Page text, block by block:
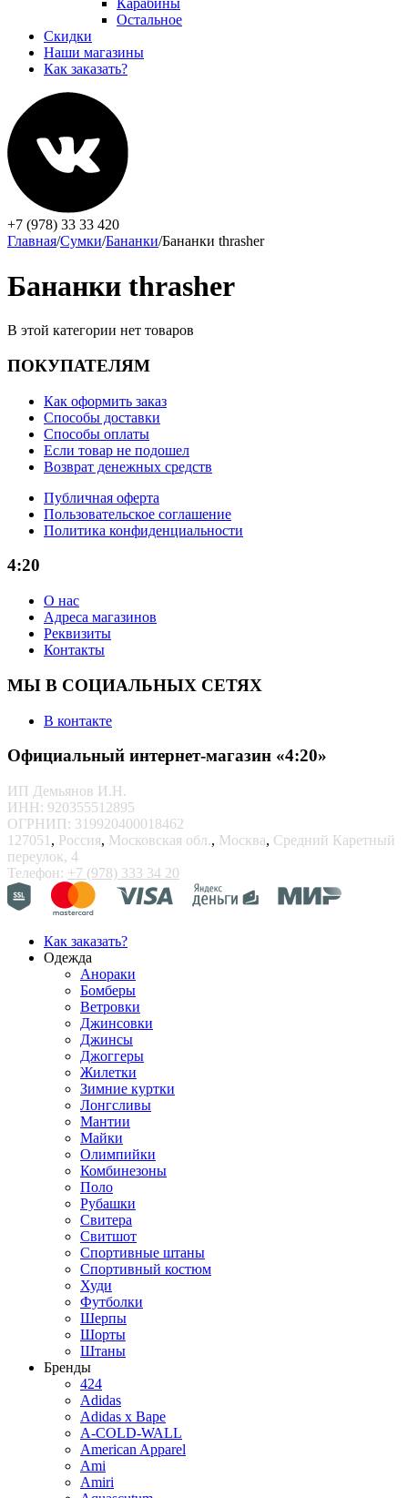
Карабины
Остальное
Скидки
Наши магазины
Как заказать?
+7 (978) 33 33 420
Главная/Сумки/Бананки/Бананки thrasher
Бананки thrasher
В этой категории нет товаров
ПОКУПАТЕЛЯМ
Как оформить заказ
Способы доставки
Способы оплаты
Если товар не подошел
Возврат денежных средств
Публичная оферта
Пользовательское соглашение
Политика конфиденциальности
4:20
О нас
Адреса магазинов
Реквизиты
Контакты
МЫ В СОЦИАЛЬНЫХ СЕТЯХ
В контакте
Официальный интернет-магазин «4:20»
ИП Демьянов И.Н.
ИНН: 920355512895
ОГРНИП: 319920400018462
127051 , Россия, Московская обл., Москва, Средний Каретный
переулок, 4
Телефон: +7 (978) 333 34 20
Как заказать?
Одежда
Анораки
Бомберы
Ветровки
Джинсовки
Джинсы
Джоггеры
Жилетки
Зимние куртки
Лонгсливы
Мантии
Майки
Олимпийки
Комбинезоны
Поло
Рубашки
Свитера
Свитшот
Спортивные штаны
Спортивный костюм
Худи
Футболки
Шерпы
Шорты
Штаны
Бренды
424
Adidas
Adidas x Bape
A-COLD-WALL
American Apparel
Ami
Amiri